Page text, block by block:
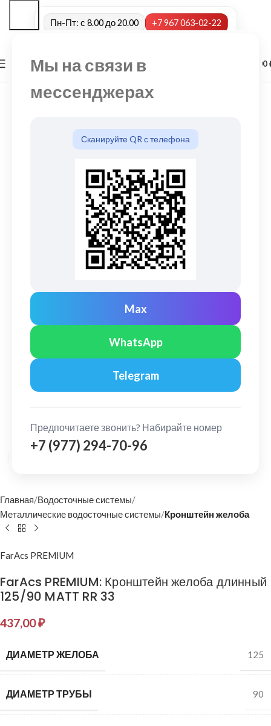
Мы на связи в
мессенджерах
Сканируйте QR с телефона
Max
WhatsApp
Telegram
Предпочитаете звонить? Набирайте номер
+7 (977) 294-70-96
Пн-Пт: с 8.00 до 20.00 +7 967 063-02-22
МЕНЮ 0,00
Главная Водосточные системы
Металлические водосточные системы Кронштейн желоба
FarAcs PREMIUM
FarAcs PREMIUM: Кронштейн желоба длинный
125/90 MATT RR 33
437,00₽
ДИАМЕТР ЖЕЛОБА 125
ДИАМЕТР ТРУБЫ 90